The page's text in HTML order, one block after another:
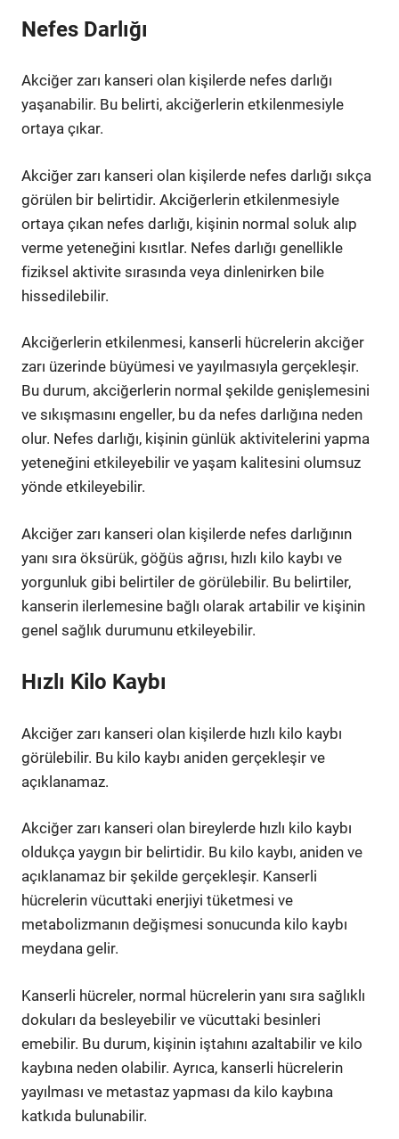
Nefes Darlığı
Akciğer zarı kanseri olan kişilerde nefes darlığı
yaşanabilir. Bu belirti, akciğerlerin etkilenmesiyle
ortaya çıkar.
Akciğer zarı kanseri olan kişilerde nefes darlığı sıkça
görülen bir belirtidir. Akciğerlerin etkilenmesiyle
ortaya çıkan nefes darlığı, kişinin normal soluk alıp
verme yeteneğini kısıtlar. Nefes darlığı genellikle
fiziksel aktivite sırasında veya dinlenirken bile
hissedilebilir.
Akciğerlerin etkilenmesi, kanserli hücrelerin akciğer
zarı üzerinde büyümesi ve yayılmasıyla gerçekleşir.
Bu durum, akciğerlerin normal şekilde genişlemesini
ve sıkışmasını engeller, bu da nefes darlığına neden
olur. Nefes darlığı, kişinin günlük aktivitelerini yapma
yeteneğini etkileyebilir ve yaşam kalitesini olumsuz
yönde etkileyebilir.
Akciğer zarı kanseri olan kişilerde nefes darlığının
yanı sıra öksürük, göğüs ağrısı, hızlı kilo kaybı ve
yorgunluk gibi belirtiler de görülebilir. Bu belirtiler,
kanserin ilerlemesine bağlı olarak artabilir ve kişinin
genel sağlık durumunu etkileyebilir.
Hızlı Kilo Kaybı
Akciğer zarı kanseri olan kişilerde hızlı kilo kaybı
görülebilir. Bu kilo kaybı aniden gerçekleşir ve
açıklanamaz.
Akciğer zarı kanseri olan bireylerde hızlı kilo kaybı
oldukça yaygın bir belirtidir. Bu kilo kaybı, aniden ve
açıklanamaz bir şekilde gerçekleşir. Kanserli
hücrelerin vücuttaki enerjiyi tüketmesi ve
metabolizmanın değişmesi sonucunda kilo kaybı
meydana gelir.
Kanserli hücreler, normal hücrelerin yanı sıra sağlıklı
dokuları da besleyebilir ve vücuttaki besinleri
emebilir. Bu durum, kişinin iştahını azaltabilir ve kilo
kaybına neden olabilir. Ayrıca, kanserli hücrelerin
yayılması ve metastaz yapması da kilo kaybına
katkıda bulunabilir.